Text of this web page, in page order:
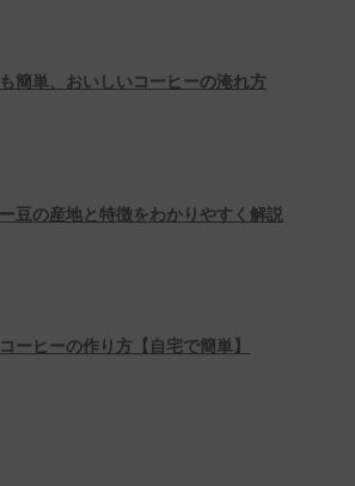
簡単、おいしいコーヒーの淹れ方
豆の産地と特徴をわかりやすく解説
ーヒーの作り方【自宅で簡単】